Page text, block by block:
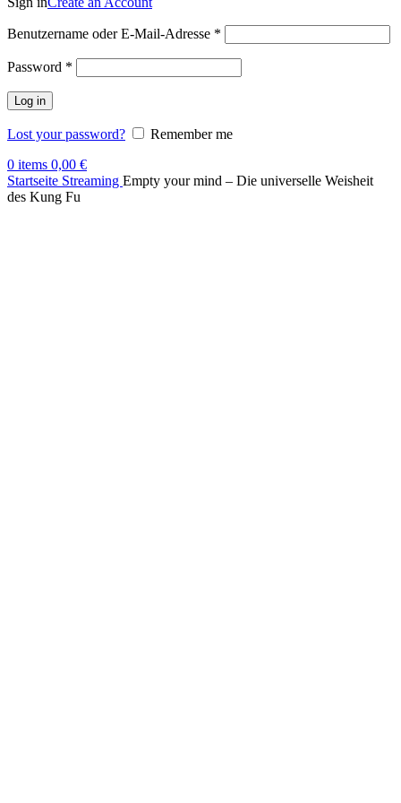
Benutzername oder E-Mail-Adresse *
Password *
Log in
Lost your password?
Remember me
0 items 0,00 €
Startseite Streaming Empty your mind – Die universelle Weisheit
des Kung Fu